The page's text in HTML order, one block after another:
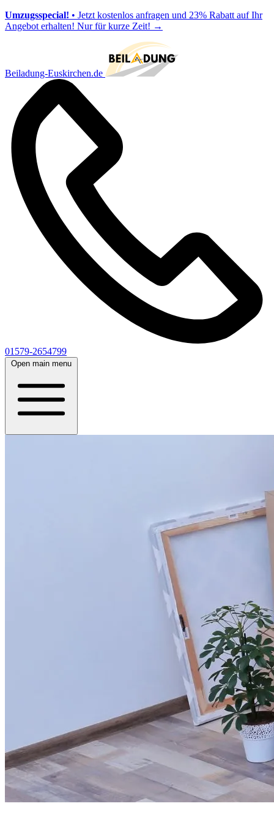
Umzugsspecial! • Jetzt kostenlos anfragen und 23% Rabatt auf Ihr
Angebot erhalten! Nur für kurze Zeit! →
Beiladung-Euskirchen.de
01579-2654799
Open main menu